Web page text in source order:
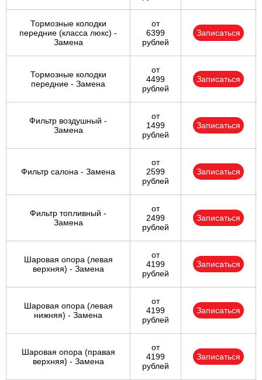
Тормозные колодки
передние (класса люкс) -
Замена
от
6399
рублей
Записаться
Тормозные колодки
передние - Замена
от
4499
рублей
Записаться
Фильтр воздушный -
Замена
от
1499
рублей
Записаться
Фильтр салона - Замена
от
2599
рублей
Записаться
Фильтр топливный -
Замена
от
2499
рублей
Записаться
Шаровая опора (левая
верхняя) - Замена
от
4199
рублей
Записаться
Шаровая опора (левая
нижняя) - Замена
от
4199
рублей
Записаться
Шаровая опора (правая
верхняя) - Замена
от
4199
рублей
Записаться